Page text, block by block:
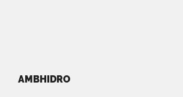
AMBHIDRO